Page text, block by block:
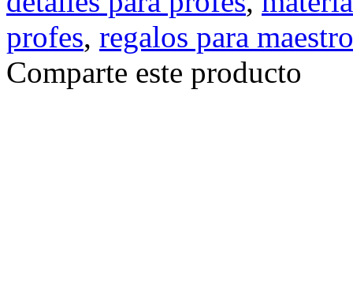
profes, regalos para
Comparte este producto